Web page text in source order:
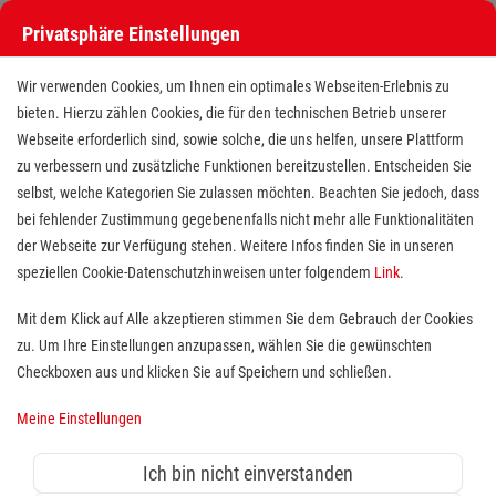
Stellenangebote bei den Maltesern
Stellenangebote bei den Maltesern
Finde deutschlandweit offene Stellen bei einem der größten
Arbeitgeber im Gesundheits- und Sozialwesen in Vollzeit,
Teilzeit, als Minijob, Trainee oder FSJ!
Suche
Jobs suchen
Privatsphäre Einstellungen
Wir verwenden Cookies, um Ihnen ein optimales Webseiten-Erlebnis zu
bieten. Hierzu zählen Cookies, die für den technischen Betrieb unserer
Webseite erforderlich sind, sowie solche, die uns helfen, unsere Plattform
zu verbessern und zusätzliche Funktionen bereitzustellen. Entscheiden Sie
selbst, welche Kategorien Sie zulassen möchten. Beachten Sie jedoch, dass
bei fehlender Zustimmung gegebenenfalls nicht mehr alle Funktionalitäten
der Webseite zur Verfügung stehen. Weitere Infos finden Sie in unseren
speziellen Cookie-Datenschutzhinweisen unter folgendem Link.
Mit dem Klick auf Alle akzeptieren stimmen Sie dem Gebrauch der Cookies
zu. Um Ihre Einstellungen anzupassen, wählen Sie die gewünschten
Checkboxen aus und klicken Sie auf Speichern und schließen.
Meine Einstellungen
Ich bin nicht einverstanden